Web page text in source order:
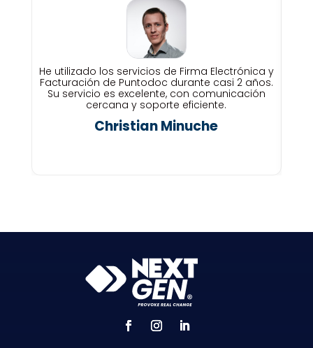
He utilizado los servicios de Firma Electrónica y
Facturación de Puntodoc durante casi 2 años.
Su servicio es excelente, con comunicación
cercana y soporte eficiente.
Christian Minuche